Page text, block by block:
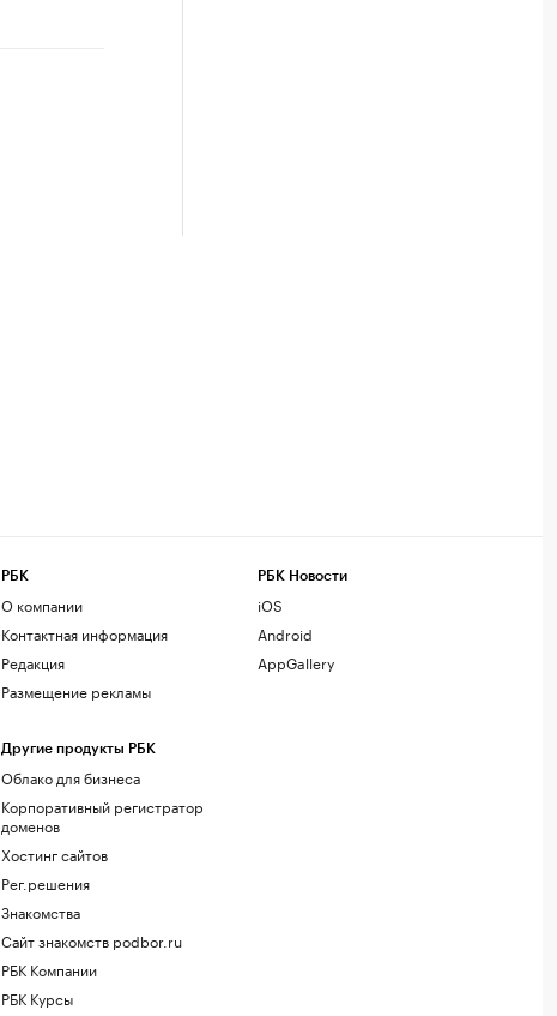
РБК
О компании
Контактная информация
Редакция
Размещение рекламы
Другие продукты РБК
Облако для бизнеса
Корпоративный регистратор
доменов
Хостинг сайтов
Рег.решения
Знакомства
Сайт знакомств podbor.ru
РБК Компании
РБК Курсы
РБК Новости
iOS
Android
AppGallery